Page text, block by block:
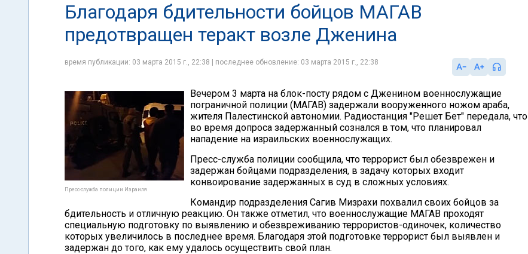
Благодаря бдительности бойцов МАГАВ
предотвращен теракт возле Дженина
время публикации: 03 марта 2015 г., 22:38 | последнее обновление: 03 марта 2015 г., 22:38
Пресс-служба полиции Израиля
Вечером 3 марта на блок-посту рядом с Дженином военнослужащие
пограничной полиции (МАГАВ) задержали вооруженного ножом араба,
жителя Палестинской автономии. Радиостанция "Решет Бет" передала, что
во время допроса задержанный сознался в том, что планировал
нападение на израильских военнослужащих.
Пресс-служба полиции сообщила, что террорист был обезврежен и
задержан бойцами подразделения, в задачу которых входит
конвоирование задержанных в суд в сложных условиях.
Командир подразделения Сагив Мизрахи похвалил своих бойцов за
бдительность и отличную реакцию. Он также отметил, что военнослужащие МАГАВ проходят
специальную подготовку по выявлению и обезвреживанию террористов-одиночек, количество
которых увеличилось в последнее время. Благодаря этой подготовке террорист был выявлен и
задержан до того, как ему удалось осуществить свой план.